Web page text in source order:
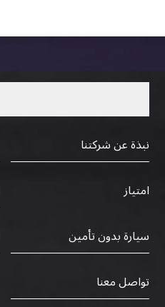
نبذة عن شركتنا
امتياز
سيارة بدون تأمين
تواصل معنا